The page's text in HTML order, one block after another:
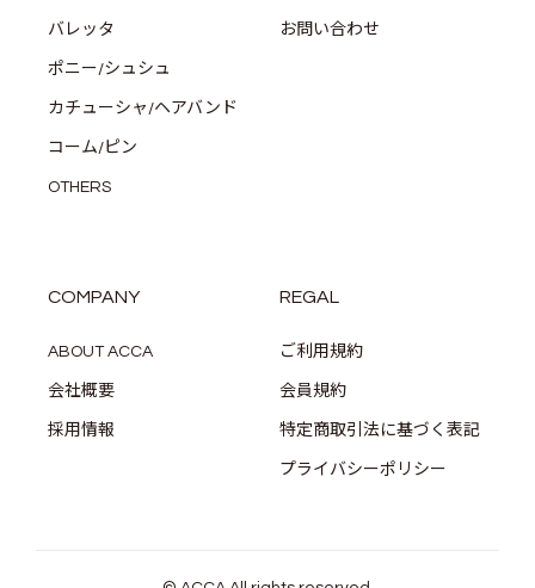
バレッタ
ポニー/シュシュ
カチューシャ/ヘアバンド
コーム/ピン
OTHERS
お問い合わせ
COMPANY
ABOUT ACCA
会社概要
採用情報
REGAL
ご利用規約
会員規約
特定商取引法に基づく表記
プライバシーポリシー